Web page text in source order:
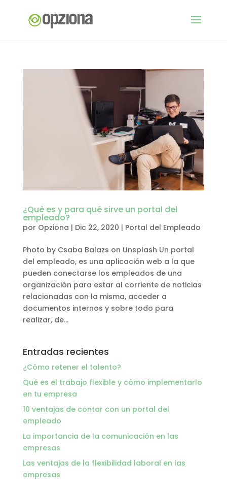
¿Qué es y para qué sirve un portal del
empleado?
por Opziona | Dic 22, 2020 | Portal del Empleado
Photo by Csaba Balazs on Unsplash Un portal
del empleado, es una aplicación web a la que
pueden conectarse los empleados de una
organización para estar al corriente de noticias
relacionadas con la misma, acceder a
documentos internos y sobre todo para
realizar, de...
Entradas recientes
¿Cómo retener el talento?
Qué es el trabajo flexible y cómo implementarlo
en tu empresa
10 ventajas de contar con un portal del
empleado
La importancia de la comunicación en las
empresas
Las ventajas de la flexibilidad laboral en las
empresas